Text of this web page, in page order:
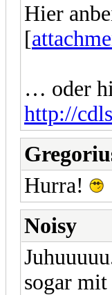
Hier
[
… oder
http://
Hurra!
Noisy
sogar